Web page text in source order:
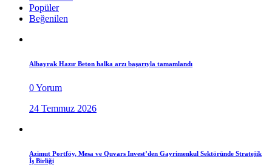
Popüler
Beğenilen
Albayrak Hazır Beton halka arzı başarıyla tamamlandı
0 Yorum
24 Temmuz 2026
Azimut Portföy, Mesa ve Quvars Invest’den Gayrimenkul Sektöründe Stratejik
İş Birliği